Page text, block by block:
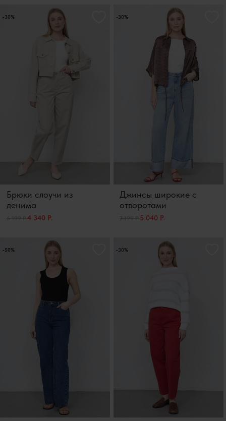
-30%
Брюки слоучи из
денима
4 340 Р.
-30%
Джинсы широкие с
отворотами
5 040 Р.
-50% -30%